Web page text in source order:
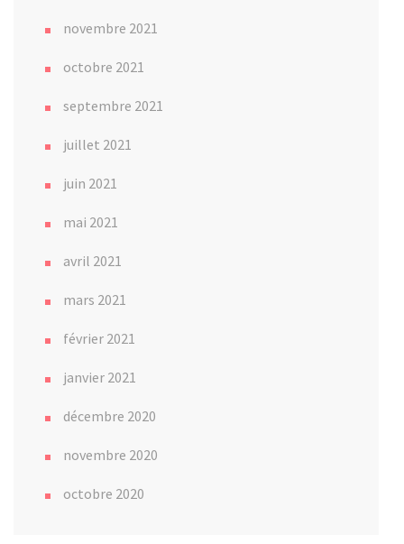
novembre 2021
octobre 2021
septembre 2021
juillet 2021
juin 2021
mai 2021
avril 2021
mars 2021
février 2021
janvier 2021
décembre 2020
novembre 2020
octobre 2020